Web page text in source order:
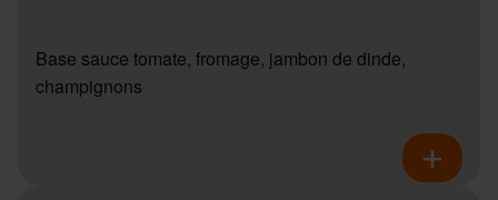
Base sauce tomate, fromage, jambon de dinde,
champignons